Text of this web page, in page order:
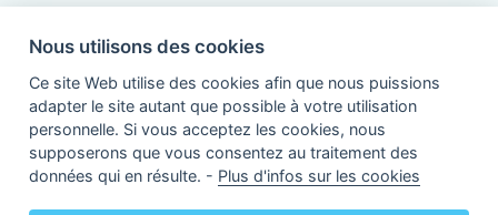
Agent lié, BE0862300108
de KBC Assurances sa
Nous utilisons des cookies
Ce site Web utilise des cookies afin que nous puissions
adapter le site autant que possible à votre utilisation
personnelle. Si vous acceptez les cookies, nous
supposerons que vous consentez au traitement des
données qui en résulte. - Plus d'infos sur les cookies